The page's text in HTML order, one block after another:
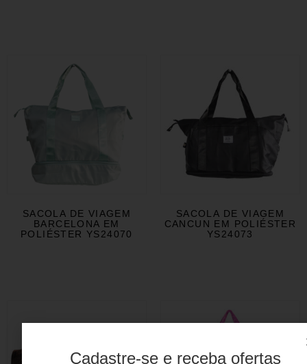
SACOLA DE VIAGEM
BARCELONA EM
POLIÉSTER YS24070
SACOLA DE VIAGEM
CANCUN EM POLIÉSTER
YS24073
Cadastre-se e receba ofertas